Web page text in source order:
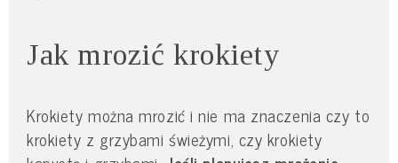
Jak mrozić krokiety
Krokiety można mrozić i nie ma znaczenia czy to
krokiety z grzybami świeżymi, czy krokiety